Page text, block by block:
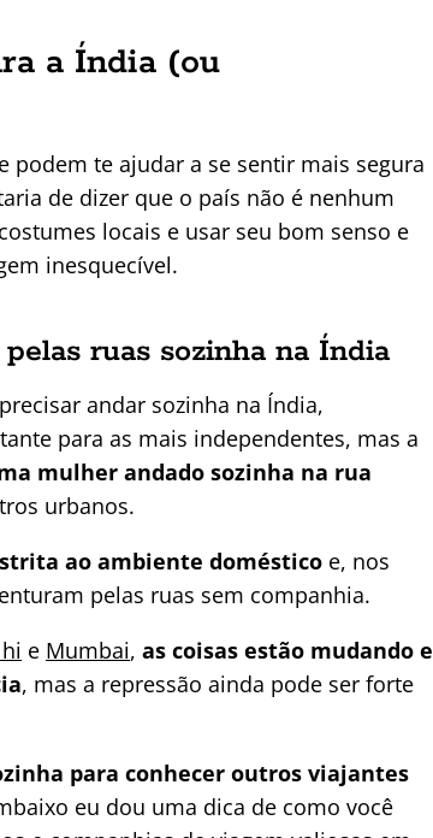
a Índia (ou
podem te ajudar a se sentir mais segura
de dizer que o país não é nenhum
locais e usar seu bom senso e
inesquecível.
ruas sozinha na Índia
andar sozinha na Índia,
para as mais independentes, mas a
mulher andado sozinha na rua
urbanos.
ao ambiente doméstico e, nos
pelas ruas sem companhia.
e Mumbai, as coisas estão mudando e
, mas a repressão ainda pode ser forte
para conhecer outros viajantes
eu dou uma dica de como você